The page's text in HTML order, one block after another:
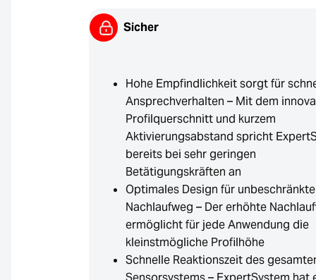
Sicher
Hohe Empfindlichkeit sorgt für
Ansprechverhalten – Mit dem
Profilquerschnitt und kurzem
Aktivierungsabstand spricht
bereits bei sehr geringen
Betätigungskräften an
Optimales Design für
Nachlaufweg – Der erhöhte
ermöglicht für jede Anwendung die
kleinstmögliche Profilhöhe
Schnelle Reaktionszeit des